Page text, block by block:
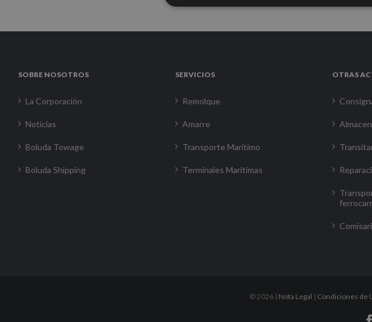
SOBRE NOSOTROS
La Corporación
Noticias
Boluda Towage
Boluda Shipping
SERVICIOS
Remolque
Amarre
Transporte Marítimo
Terminales Marítimas
OTRAS
© 2026 | Nota Legal | Condiciones de